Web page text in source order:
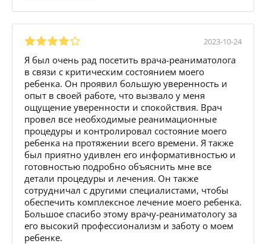
2023-10-24
Я был очень рад посетить врача-реаниматолога
в связи с критическим состоянием моего
ребенка. Он проявил большую уверенность и
опыт в своей работе, что вызвало у меня
ощущение уверенности и спокойствия. Врач
провел все необходимые реанимационные
процедуры и контролировал состояние моего
ребенка на протяжении всего времени. Я также
был приятно удивлен его информативностью и
готовностью подробно объяснить мне все
детали процедуры и лечения. Он также
сотрудничал с другими специалистами, чтобы
обеспечить комплексное лечение моего ребенка.
Большое спасибо этому врачу-реаниматологу за
его высокий профессионализм и заботу о моем
ребенке.